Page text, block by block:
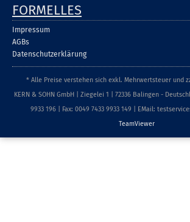
FORMELLES
Impressum
AGBs
Datenschutzerklärung
* Alle Preise verstehen sich exkl. Mehrwertsteuer und
KERN & SOHN GmbH | Ziegelei 1 | 72336 Balingen -
9933 196 | Fax: 0049 7433 9933 149 | EMail:
TeamViewer